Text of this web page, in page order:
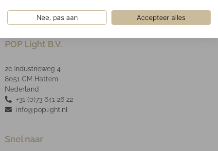
Nee, pas aan Accepteer alles
POP Light B.V.
2e Industrieweg 4
8051 CM Hattem
Nederland
+31 (0)73 641 26 22
info@poplight.nl
Snel naar